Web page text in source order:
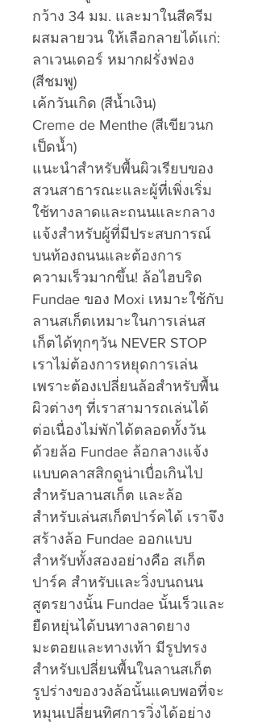
กว้าง 34 มม. และมาในสีครีม
ผสมลายวน ให้เลือกลายได้เเก่:
ลาเวนเดอร์ หมากฝรั่งฟอง
(สีชมพู)
เค้กวันเกิด (สีน้ำเงิน)
Creme de Menthe (สีเขียวนก
เป็ดน้ำ)
แนะนำสำหรับพื้นผิวเรียบของ
สวนสาธารณะและผู้ที่เพิ่งเริ่ม
ใช้ทางลาดและถนนและกลาง
แจ้งสำหรับผู้ที่มีประสบการณ์
บนท้องถนนและต้องการ
ความเร็วมากขึ้น! ล้อไฮบริด
Fundae ของ Moxi เหมาะใช้กับ
ลานสเก็ตเหมาะในการเล่นส
เก็ตได้ทุกๆวัน NEVER STOP
เราไม่ต้องการหยุดการเล่น
เพราะต้องเปลี่ยนล้อสำหรับพื้น
ผิวต่างๆ ที่เราสามารถเล่นได้
ต่อเนื่องไม่พักได้ตลอดทั้งวัน
ด้วยล้อ Fundae ล้อกลางแจ้ง
แบบคลาสสิกดูน่าเบื่อเกินไป
สำหรับลานสเก็ต และล้อ
สำหรับเล่นสเก็ตปาร์คได้ เราจึง
สร้างล้อ Fundae ออกแบบ
สำหรับทั้งสองอย่างคือ สเก็ต
ปาร์ค สำหรับเเละวิ่งบนถนน
สูตรยางนั้น Fundae นั้นเร็วและ
ยืดหยุ่นได้บนทางลาดยาง
มะตอยและทางเท้า มีรูปทรง
สำหรับเปลี่ยนพื้นในลานสเก็ต
รูปร่างของวงล้อนั้นแคบพอที่จะ
หมุนเปลี่ยนทิศการวิ่งได้อย่าง